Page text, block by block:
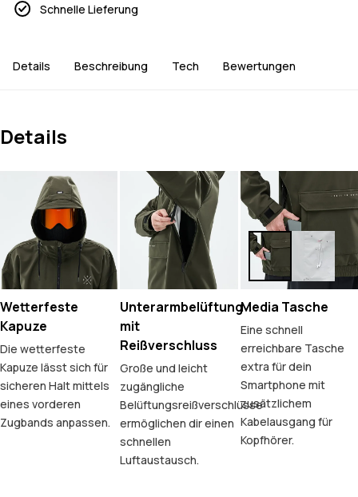
Schnelle Lieferung
Details Beschreibung Tech Bewertungen
Details
Wetterfeste
Kapuze
Die wetterfeste
Kapuze lässt sich für
sicheren Halt mittels
eines vorderen
Zugbands anpassen.
Unterarmbelüftung
mit
Reißverschluss
Große und leicht
zugängliche
Belüftungsreißverschlüsse
ermöglichen dir einen
schnellen
Luftaustausch.
Media Tasche
Eine schnell
erreichbare Tasche
extra für dein
Smartphone mit
zusätzlichem
Kabelausgang für
Kopfhörer.